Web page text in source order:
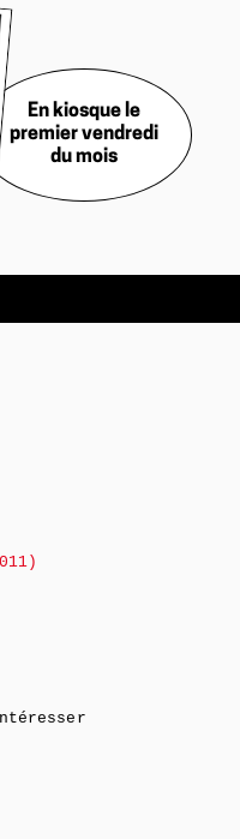
En kiosque le
premier vendredi
du mois